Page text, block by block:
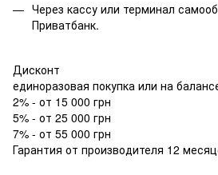
Через кассу или терминал
Приватбанк.
Дисконт
единоразовая покупка или на
2% - от 15 000 грн
5% - от 25 000 грн
7% - от 55 000 грн
Гарантия от производителя 12